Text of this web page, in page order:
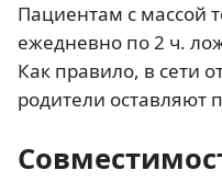
Пациентам с массой
ежедневно по 2 ч.
Как правило, в сети
родители оставляют